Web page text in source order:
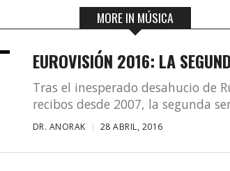
MORE IN MÚSICA
EUROVISIÓN 2016: LA
Tras el inesperado desahucio de
recibos desde 2007, la segunda
DR. ANORAK 28 ABRIL, 2016